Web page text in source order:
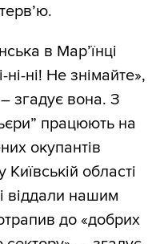
в Мар’їнці
ні! Не знімайте»,
згадує вона. З
працюють на
окупантів
області
віддали нашим
до «добрих